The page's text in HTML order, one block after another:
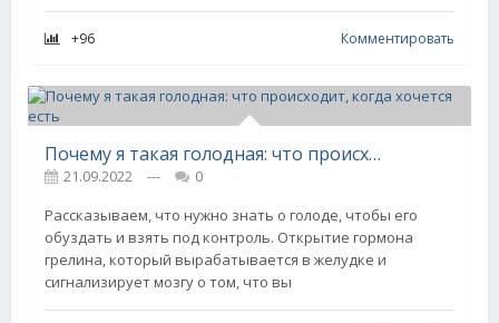
+96 Комментировать
Почему я такая голодная: что происходит, когда хочется есть
21.09.2022 ---
0
Рассказываем, что нужно знать о голоде, чтобы его
обуздать и взять под контроль. Открытие гормона
грелина, который вырабатывается в желудке и
сигнализирует мозгу о том, что вы